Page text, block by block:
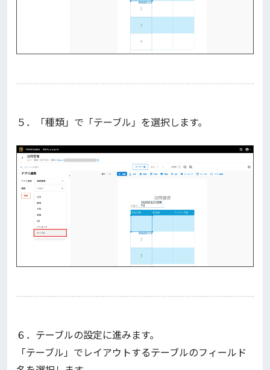
５．「種類」で「テーブル」を選択します。
６．テーブルの設定に進みます。
「テーブル」でレイアウトするテーブルのフィールド